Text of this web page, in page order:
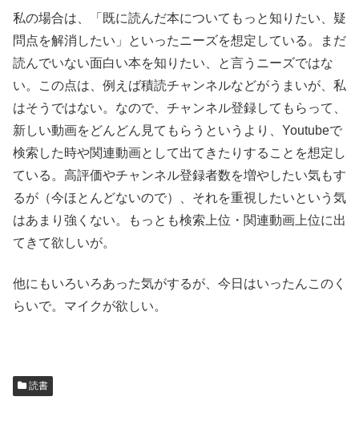
私の場合は、「既に読んだ本についてもっと知りたい、疑
問点を解消したい」といったニーズを想定している。まだ
読んでいない面白い本を知りたい、と言うニーズではな
い。この点は、例えば積読チャンネルなどがうまいが、私
はそうではない。なので、チャンネル登録してもらって、
新しい動画をどんどん見てもらうというより、Youtubeで
検索した時や関連動画として出てきたりすることを想定し
ている。高評価やチャンネル登録者数を増やしたい気もす
るが（今ほとんどないので）、それを重視したいという気
はあまり強くない。もっとも検索上位・関連動画上位に出
てきて欲しいが。
他にもいろいろあった気がするが、今日はいったんこのく
らいで。マイクが欲しい。
読書